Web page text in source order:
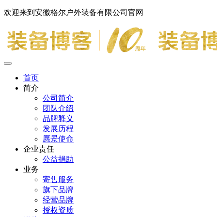
欢迎来到安徽格尔户外装备有限公司官网
首页
简介
公司简介
团队介绍
品牌释义
发展历程
愿景使命
企业责任
公益捐助
业务
寄售服务
旗下品牌
经营品牌
授权资质